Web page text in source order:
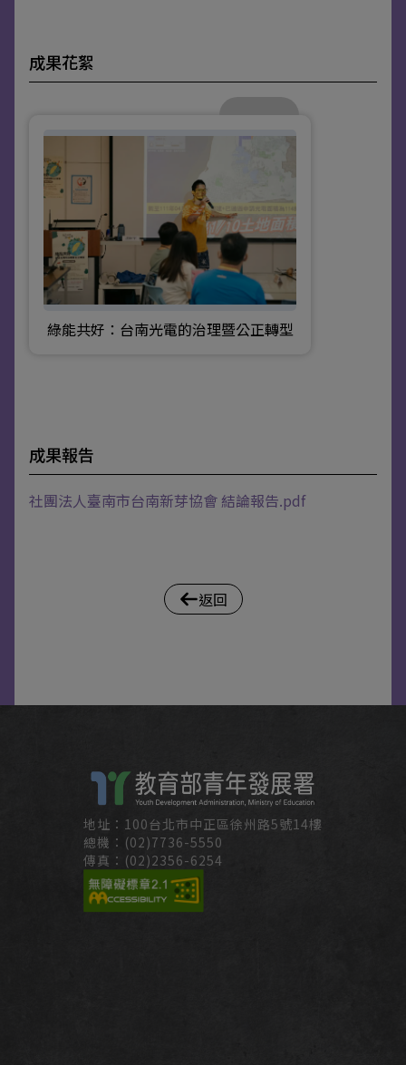
成果花絮
綠能共好：台南光電的治理暨公正轉型
成果報告
社團法人臺南市台南新芽協會 結論報告.pdf
返回
地址：100台北市中正區徐州路5號14樓
總機：(02)7736-5550
傳真：(02)2356-6254